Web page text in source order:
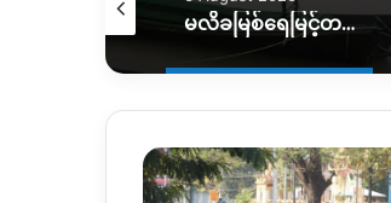
မလိခမြစ်ရေမြင့်တက်မှုကြောင့် နောင်ခိုင်ရွာတဝက်ခန့်ရေနစ်မြှပ်
မြစ်
ကြီး